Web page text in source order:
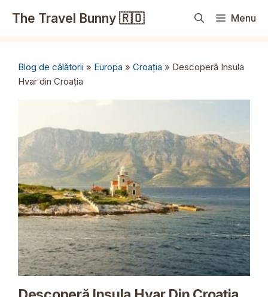
The Travel Bunny 🇷🇴 Menu
Blog de călătorii » Europa » Croația » Descoperă Insula
Hvar din Croația